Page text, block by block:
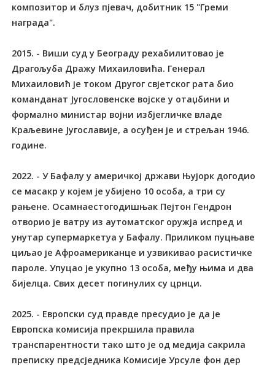
композитор и блуз пјевач, добитник 15 "Греми
награда".
2015. - Виши суд у Београду рехабилитовао је
Драгољуба Дражу Михаиловића. Генерал
Михаиловић је током Другог свјетског рата био
команданат Југословенске војске у отаџбини и
формално министар војни избјегличке владе
Краљевине Југославије, а осуђен је и стрељан 1946.
године.
2022. - У Бафалу у америчкој држави Њујорк догодио
се масакр у којем је убијено 10 особа, а три су
рањене. Осамнаестогодишњак Пејтон Гендрон
отворио је ватру из аутоматског оружја испред и
унутар супермаркетуа у Бафалу. Приликом пуцњаве
циљао је Афроамериканце и узвикивао расистичке
пароле. Упуцао је укупно 13 особа, међу њима и два
бијелца. Свих десет погинулих су црнци.
2025. - Европски суд правде пресудио је да је
Европска комисија прекршила правила
транспарентности тако што је од медија сакрила
преписку предсједника Комисије Урсуле фон дер